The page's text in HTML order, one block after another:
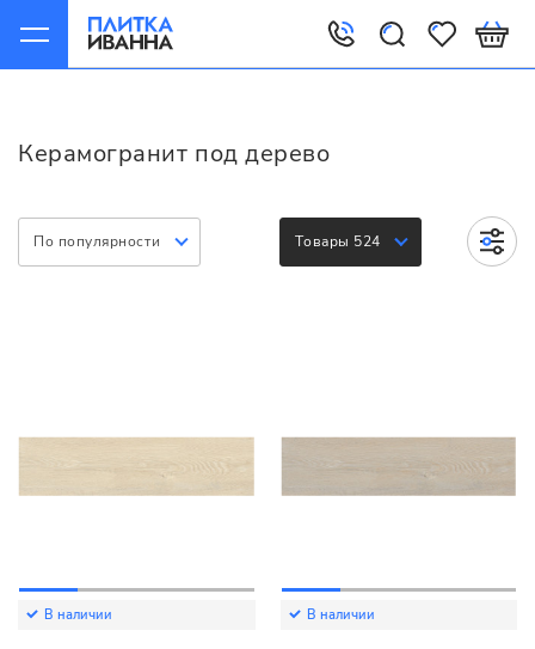
Керамогранит под дерево
По популярности Товары 524
В наличии В наличии